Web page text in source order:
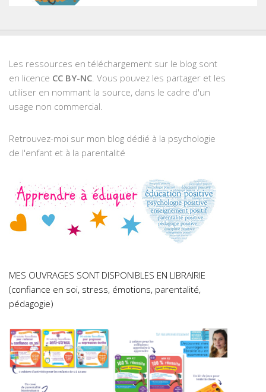
Les ressources en téléchargement sur le blog sont
en licence CC BY-NC. Vous pouvez les partager et les
utiliser en nommant la source, dans le cadre d'un
usage non commercial.
Retrouvez-moi sur mon blog dédié à la psychologie
de l'enfant et à la parentalité
MES OUVRAGES SONT DISPONIBLES EN LIBRAIRIE
(confiance en soi, stress, émotions, parentalité,
pédagogie)